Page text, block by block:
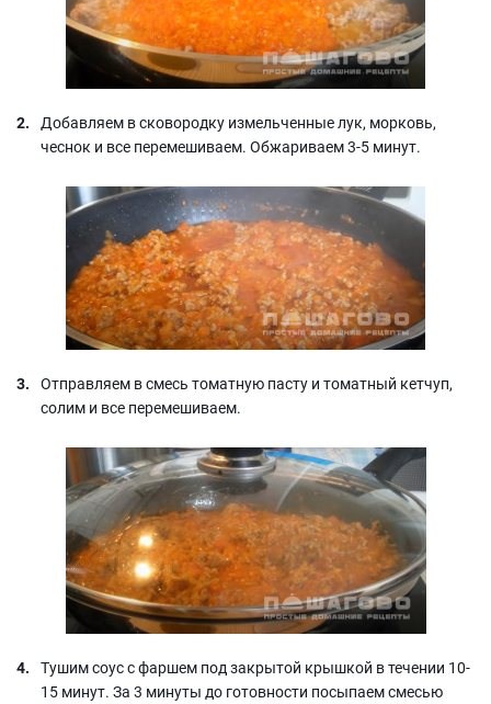
Добавляем в сковородку измельченные лук, морковь,
чеснок и все перемешиваем. Обжариваем 3-5 минут.
Отправляем в смесь томатную пасту и томатный кетчуп,
солим и все перемешиваем.
Тушим соус с фаршем под закрытой крышкой в течении 10-
15 минут. За 3 минуты до готовности посыпаем смесью